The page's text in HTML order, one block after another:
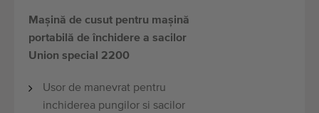
Mașină de cusut pentru mașină
portabilă de închidere a sacilor
Union special 2200
Usor de manevrat pentru
inchiderea pungilor si sacilor